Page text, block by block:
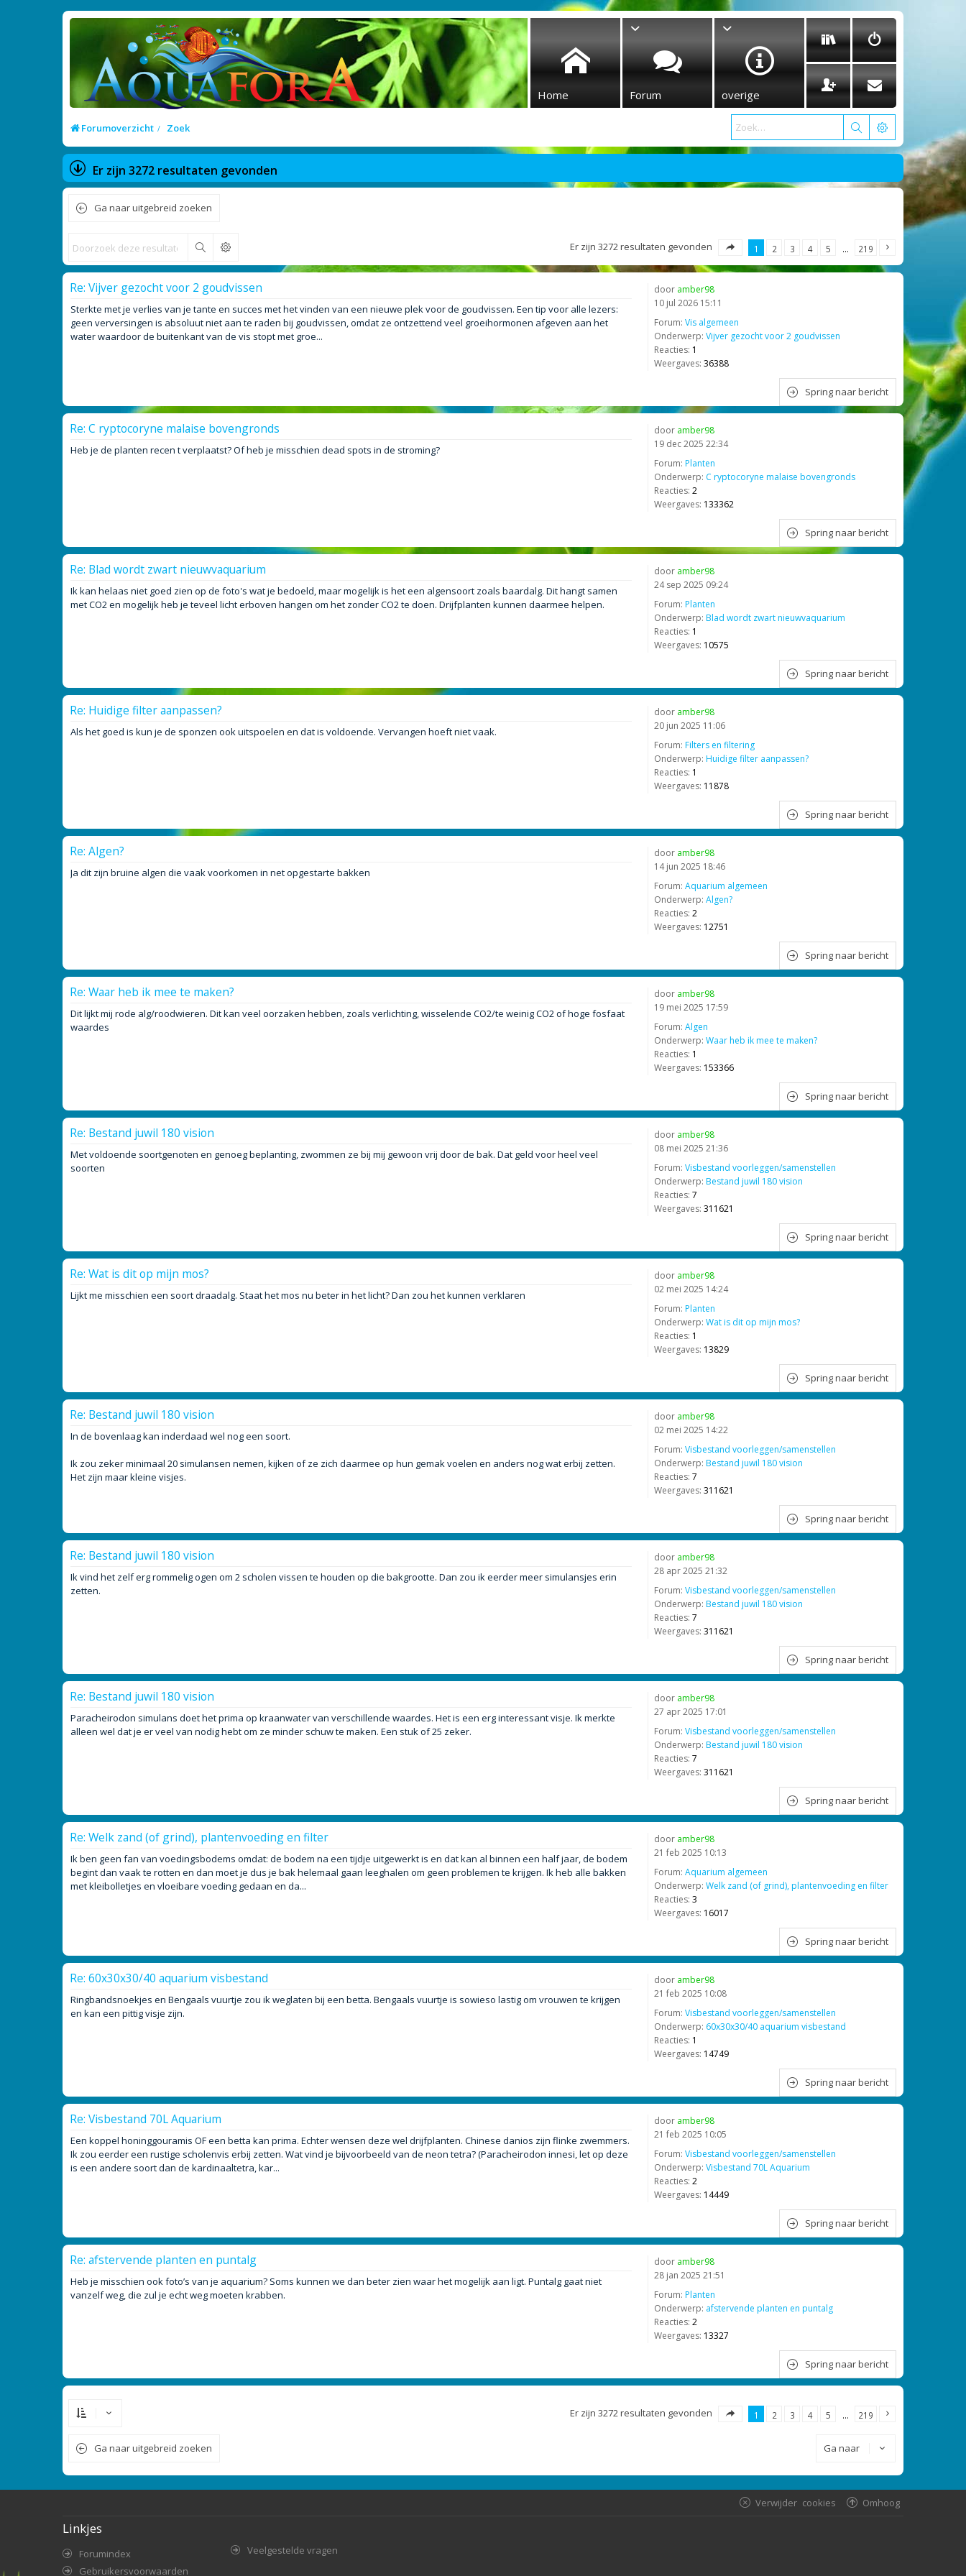
Home Forum overige
Forumoverzicht Zoek
Er zijn 3272 resultaten gevonden
Ga naar uitgebreid zoeken
Zoek Er zijn 3272 resultaten gevonden 1 2 3 4 5 … 219
door amber98
10 jul 2026 15:11
Forum: Vis algemeen
Onderwerp: Vijver gezocht voor 2 goudvissen
Reacties: 1
Weergaves: 36388
Re: Vijver gezocht voor 2 goudvissen
Sterkte met je verlies van je tante en succes met het vinden van een nieuwe plek voor de goudvissen. Een tip voor alle lezers:
geen verversingen is absoluut niet aan te raden bij goudvissen, omdat ze ontzettend veel groeihormonen afgeven aan het
water waardoor de buitenkant van de vis stopt met groe...
Spring naar bericht
door amber98
19 dec 2025 22:34
Forum: Planten
Onderwerp: C ryptocoryne malaise bovengronds
Reacties: 2
Weergaves: 133362
Re: C ryptocoryne malaise bovengronds
Heb je de planten recen t verplaatst? Of heb je misschien dead spots in de stroming?
Spring naar bericht
door amber98
24 sep 2025 09:24
Forum: Planten
Onderwerp: Blad wordt zwart nieuwvaquarium
Reacties: 1
Weergaves: 10575
Re: Blad wordt zwart nieuwvaquarium
Ik kan helaas niet goed zien op de foto's wat je bedoeld, maar mogelijk is het een algensoort zoals baardalg. Dit hangt samen
met CO2 en mogelijk heb je teveel licht erboven hangen om het zonder CO2 te doen. Drijfplanten kunnen daarmee helpen.
Spring naar bericht
door amber98
20 jun 2025 11:06
Forum: Filters en filtering
Onderwerp: Huidige filter aanpassen?
Reacties: 1
Weergaves: 11878
Re: Huidige filter aanpassen?
Als het goed is kun je de sponzen ook uitspoelen en dat is voldoende. Vervangen hoeft niet vaak.
Spring naar bericht
door amber98
14 jun 2025 18:46
Forum: Aquarium algemeen
Onderwerp: Algen?
Reacties: 2
Weergaves: 12751
Re: Algen?
Ja dit zijn bruine algen die vaak voorkomen in net opgestarte bakken
Spring naar bericht
door amber98
19 mei 2025 17:59
Forum: Algen
Onderwerp: Waar heb ik mee te maken?
Reacties: 1
Weergaves: 153366
Re: Waar heb ik mee te maken?
Dit lijkt mij rode alg/roodwieren. Dit kan veel oorzaken hebben, zoals verlichting, wisselende CO2/te weinig CO2 of hoge fosfaat
waardes
Spring naar bericht
door amber98
08 mei 2025 21:36
Forum: Visbestand voorleggen/samenstellen
Onderwerp: Bestand juwil 180 vision
Reacties: 7
Weergaves: 311621
Re: Bestand juwil 180 vision
Met voldoende soortgenoten en genoeg beplanting, zwommen ze bij mij gewoon vrij door de bak. Dat geld voor heel veel
soorten
Spring naar bericht
door amber98
02 mei 2025 14:24
Forum: Planten
Onderwerp: Wat is dit op mijn mos?
Reacties: 1
Weergaves: 13829
Re: Wat is dit op mijn mos?
Lijkt me misschien een soort draadalg. Staat het mos nu beter in het licht? Dan zou het kunnen verklaren
Spring naar bericht
door amber98
02 mei 2025 14:22
Forum: Visbestand voorleggen/samenstellen
Onderwerp: Bestand juwil 180 vision
Reacties: 7
Weergaves: 311621
Re: Bestand juwil 180 vision
In de bovenlaag kan inderdaad wel nog een soort.
Ik zou zeker minimaal 20 simulansen nemen, kijken of ze zich daarmee op hun gemak voelen en anders nog wat erbij zetten.
Het zijn maar kleine visjes.
Spring naar bericht
door amber98
28 apr 2025 21:32
Forum: Visbestand voorleggen/samenstellen
Onderwerp: Bestand juwil 180 vision
Reacties: 7
Weergaves: 311621
Re: Bestand juwil 180 vision
Ik vind het zelf erg rommelig ogen om 2 scholen vissen te houden op die bakgrootte. Dan zou ik eerder meer simulansjes erin
zetten.
Spring naar bericht
door amber98
27 apr 2025 17:01
Forum: Visbestand voorleggen/samenstellen
Onderwerp: Bestand juwil 180 vision
Reacties: 7
Weergaves: 311621
Re: Bestand juwil 180 vision
Paracheirodon simulans doet het prima op kraanwater van verschillende waardes. Het is een erg interessant visje. Ik merkte
alleen wel dat je er veel van nodig hebt om ze minder schuw te maken. Een stuk of 25 zeker.
Spring naar bericht
door amber98
21 feb 2025 10:13
Forum: Aquarium algemeen
Onderwerp: Welk zand (of grind), plantenvoeding en filter
Reacties: 3
Weergaves: 16017
Re: Welk zand (of grind), plantenvoeding en filter
Ik ben geen fan van voedingsbodems omdat: de bodem na een tijdje uitgewerkt is en dat kan al binnen een half jaar, de bodem
begint dan vaak te rotten en dan moet je dus je bak helemaal gaan leeghalen om geen problemen te krijgen. Ik heb alle bakken
met kleibolletjes en vloeibare voeding gedaan en da...
Spring naar bericht
door amber98
21 feb 2025 10:08
Forum: Visbestand voorleggen/samenstellen
Onderwerp: 60x30x30/40 aquarium visbestand
Reacties: 1
Weergaves: 14749
Re: 60x30x30/40 aquarium visbestand
Ringbandsnoekjes en Bengaals vuurtje zou ik weglaten bij een betta. Bengaals vuurtje is sowieso lastig om vrouwen te krijgen
en kan een pittig visje zijn.
Spring naar bericht
door amber98
21 feb 2025 10:05
Forum: Visbestand voorleggen/samenstellen
Onderwerp: Visbestand 70L Aquarium
Reacties: 2
Weergaves: 14449
Re: Visbestand 70L Aquarium
Een koppel honinggouramis OF een betta kan prima. Echter wensen deze wel drijfplanten. Chinese danios zijn flinke zwemmers.
Ik zou eerder een rustige scholenvis erbij zetten. Wat vind je bijvoorbeeld van de neon tetra? (Paracheirodon innesi, let op deze
is een andere soort dan de kardinaaltetra, kar...
Spring naar bericht
door amber98
28 jan 2025 21:51
Forum: Planten
Onderwerp: afstervende planten en puntalg
Reacties: 2
Weergaves: 13327
Re: afstervende planten en puntalg
Heb je misschien ook foto’s van je aquarium? Soms kunnen we dan beter zien waar het mogelijk aan ligt. Puntalg gaat niet
vanzelf weg, die zul je echt weg moeten krabben.
Spring naar bericht
Er zijn 3272 resultaten gevonden 1 2 3 4 5 … 219
Ga naar uitgebreid zoeken Ga naar
Omhoog
Verwijder cookies
Linkjes
Forumindex
Gebruikersvoorwaarden
Veelgestelde vragen